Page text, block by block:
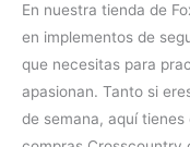
En nuestra tienda de
en implementos de
que necesitas para
apasionan. Tanto si
de semana, aquí